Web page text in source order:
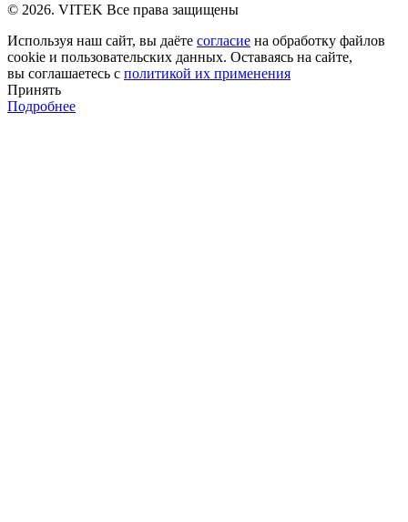
© 2026. VITEK Все права защищены
Используя наш сайт, вы даёте согласие на обработку файлов
cookie и пользовательских данных. Оставаясь на сайте,
вы соглашаетесь с политикой их применения
Принять
Подробнее